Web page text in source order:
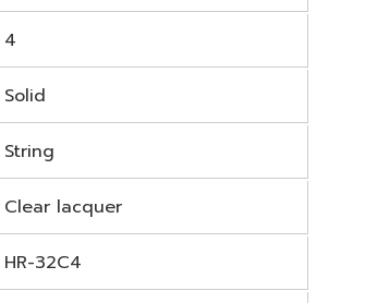
4
Solid
String
Clear lacquer
HR-32C4